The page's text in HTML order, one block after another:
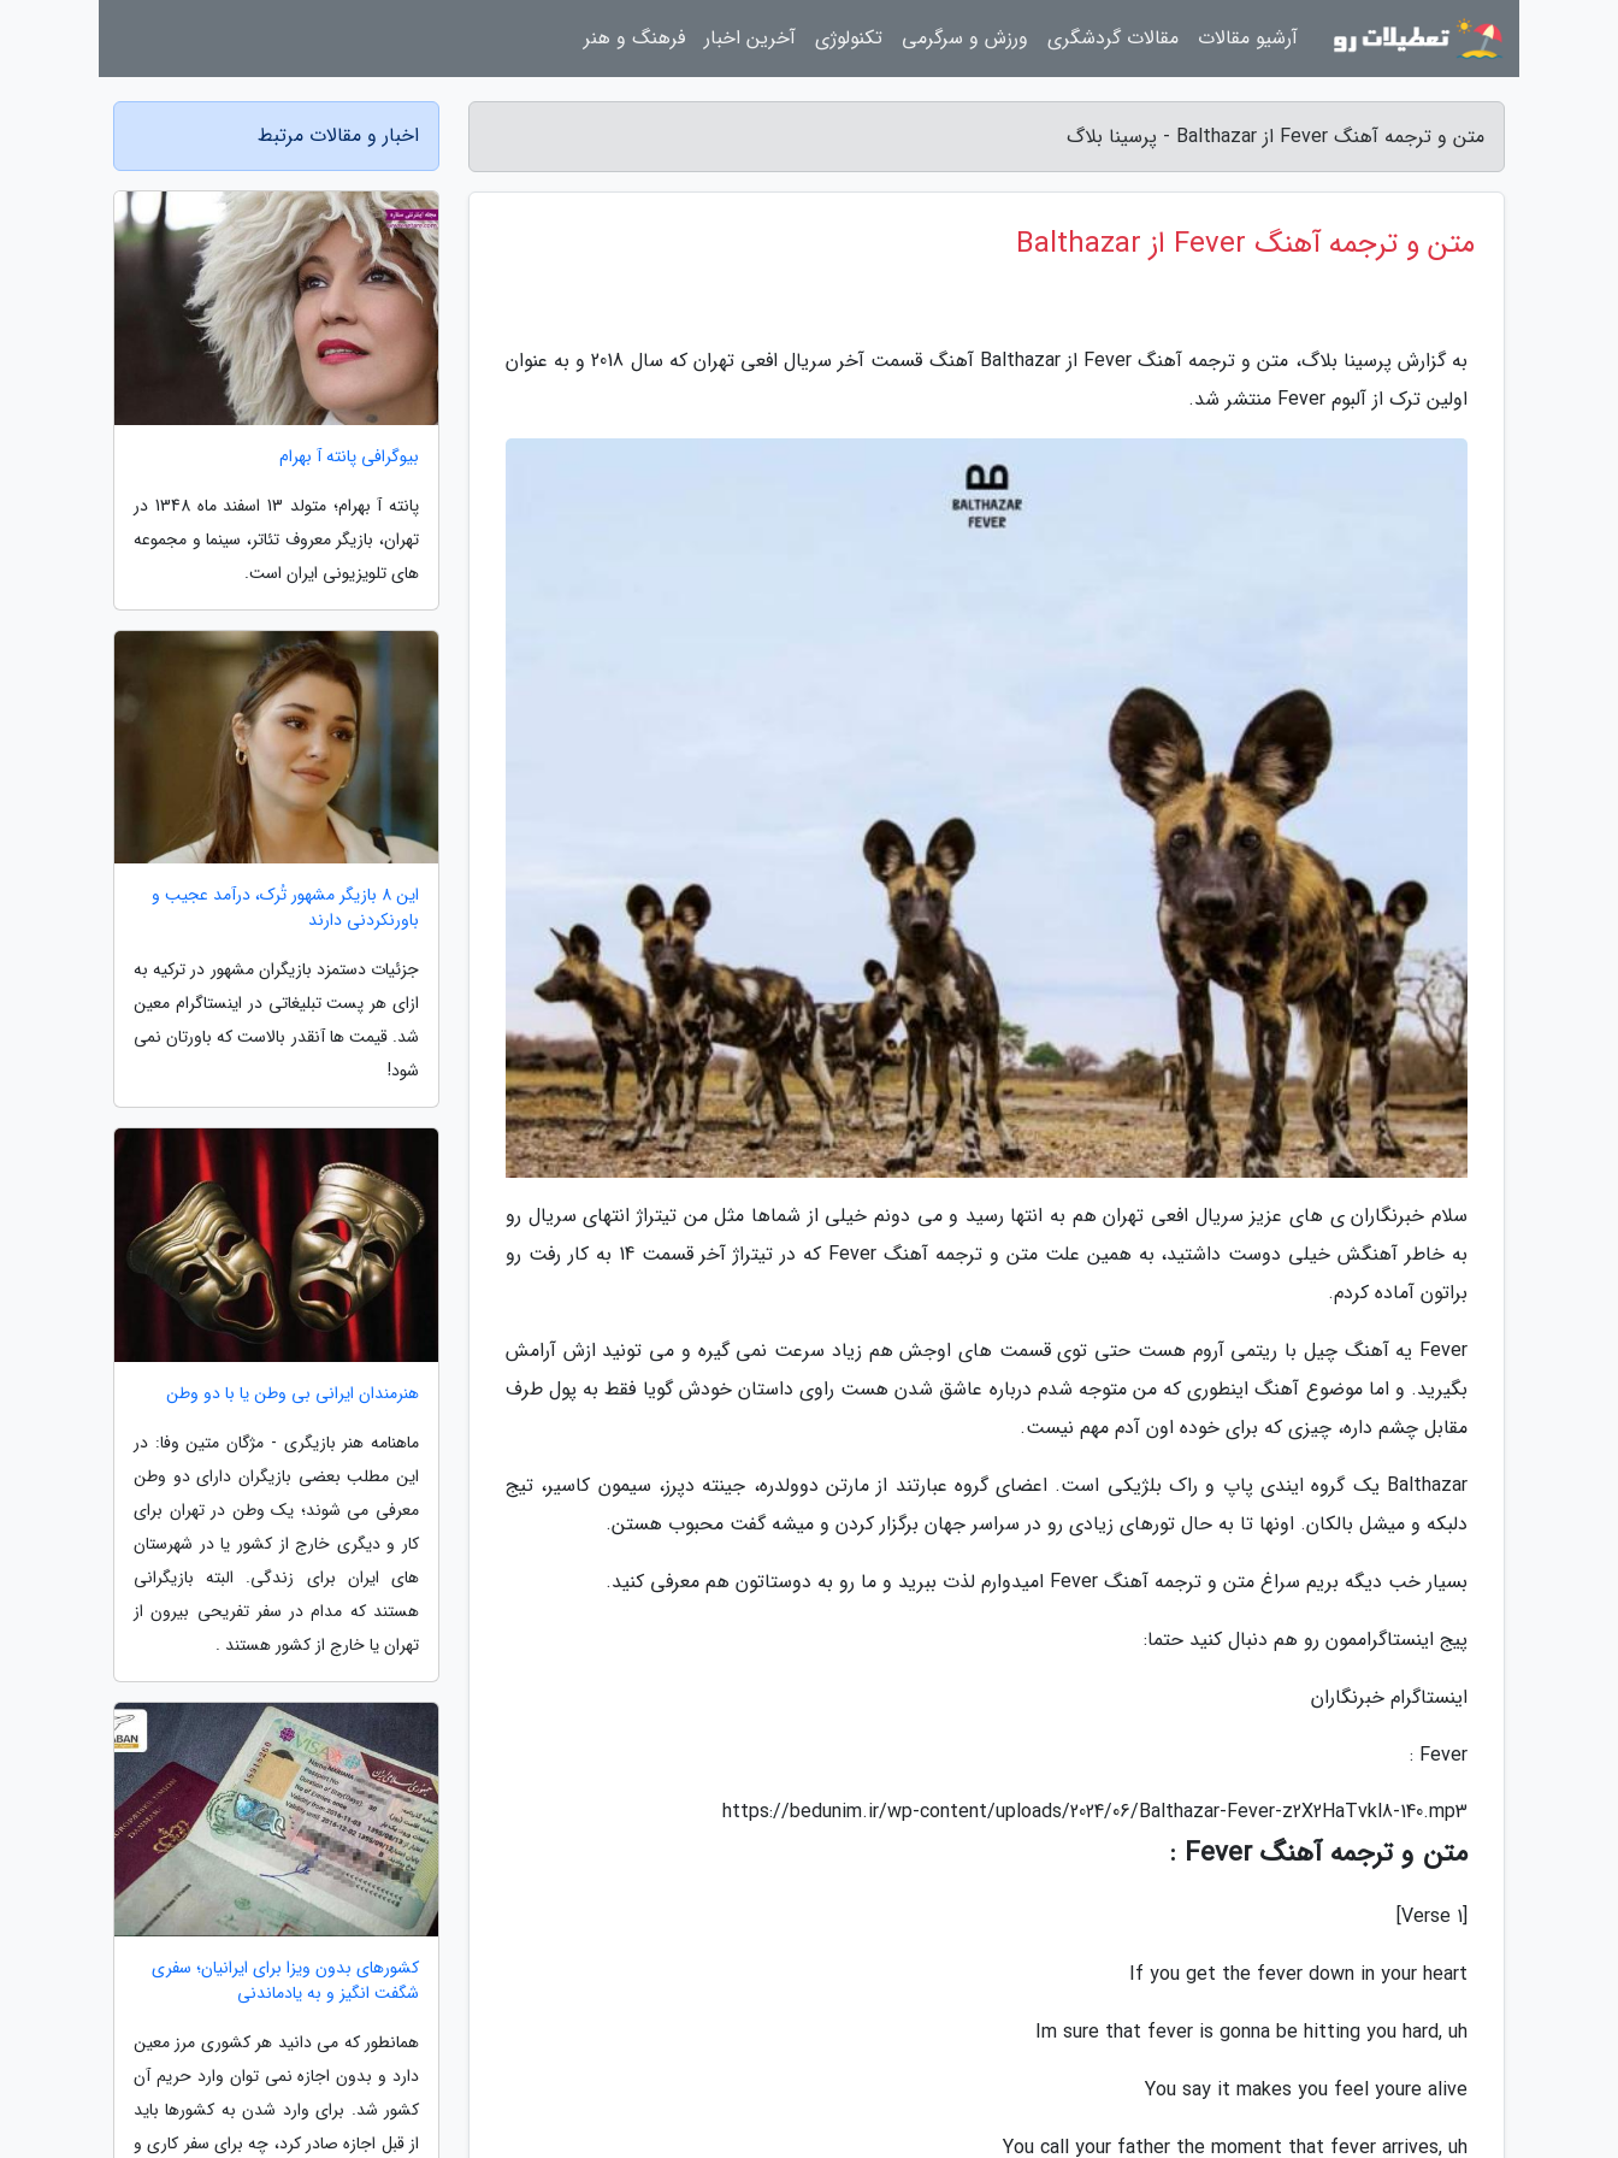
متن و ترجمه آهنگ Fever از Balthazar - پرسینا بلاگ
متن و ترجمه آهنگ Fever از Balthazar
به گزارش پرسینا بلاگ، متن و ترجمه آهنگ Fever از Balthazar آهنگ قسمت آخر سریال افعی تهران که سال 2018 و به عنوان
اولین ترک از آلبوم Fever منتشر شد.
سلام خبرنگاران ی های عزیز سریال افعی تهران هم به انتها رسید و می دونم خیلی از شماها مثل من تیتراژ انتهای سریال رو
به خاطر آهنگش خیلی دوست داشتید، به همین علت متن و ترجمه آهنگ Fever که در تیتراژ آخر قسمت 14 به کار رفت رو
براتون آماده کردم.
Fever یه آهنگ چیل با ریتمی آروم هست حتی توی قسمت های اوجش هم زیاد سرعت نمی گیره و می تونید ازش آرامش
بگیرید. و اما موضوع آهنگ اینطوری که من متوجه شدم درباره عاشق شدن هست راوی داستان خودش گویا فقط به پول طرف
مقابل چشم داره، چیزی که برای خوده اون آدم مهم نیست.
Balthazar یک گروه ایندی پاپ و راک بلژیکی است. اعضای گروه عبارتند از مارتن دوولدره، جینته دپرز، سیمون کاسیر، تیج
دلبکه و میشل بالکان. اونها تا به حال تورهای زیادی رو در سراسر جهان برگزار کردن و میشه گفت محبوب هستن.
بسیار خب دیگه بریم سراغ متن و ترجمه آهنگ Fever امیدوارم لذت ببرید و ما رو به دوستاتون هم معرفی کنید.
پیج اینستاگراممون رو هم دنبال کنید حتما:
اینستاگرام خبرنگاران
Fever :
https://bedunim.ir/wp-content/uploads/2024/06/Balthazar-Fever-z2X2HaTvkl8-140.mp3
متن و ترجمه آهنگ Fever :
[Verse 1]
If you get the fever down in your heart
Im sure that fever is gonna be hitting you hard, uh
You say it makes you feel youre alive
You call your father the moment that fever arrives, uh
اخبار و مقالات مرتبط
بیوگرافی پانته آ بهرام
پانته آ بهرام؛ متولد 13 اسفند ماه 1348 در
تهران، بازیگر معروف تئاتر، سینما و مجموعه
های تلویزیونی ایران است.
این 8 بازیگر مشهور تُرک، درآمد عجیب و
باورنکردنی دارند
جزئیات دستمزد بازیگران مشهور در ترکیه به
ازای هر پست تبلیغاتی در اینستاگرام معین
شد. قیمت ها آنقدر بالاست که باورتان نمی
شود!
هنرمندان ایرانی بی وطن یا با دو وطن
ماهنامه هنر بازیگری - مژگان متین وفا: در
این مطلب بعضی بازیگران دارای دو وطن
معرفی می شوند؛ یک وطن در تهران برای
کار و دیگری خارج از کشور یا در شهرستان
های ایران برای زندگی. البته بازیگرانی
هستند که مدام در سفر تفریحی بیرون از
تهران یا خارج از کشور هستند .
کشورهای بدون ویزا برای ایرانیان؛ سفری
شگفت انگیز و به یادماندنی
همانطور که می دانید هر کشوری مرز معین
دارد و بدون اجازه نمی توان وارد حریم آن
کشور شد. برای وارد شدن به کشورها باید
از قبل اجازه صادر کرد، چه برای سفر کاری و
آرشیو مقالات مقالات گردشگری ورزش و سرگرمی تکنولوژی آخرین اخبار فرهنگ و هنر